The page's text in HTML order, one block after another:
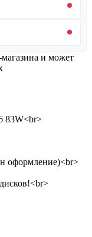
магазина и может
83W<br>
оформление)<br>